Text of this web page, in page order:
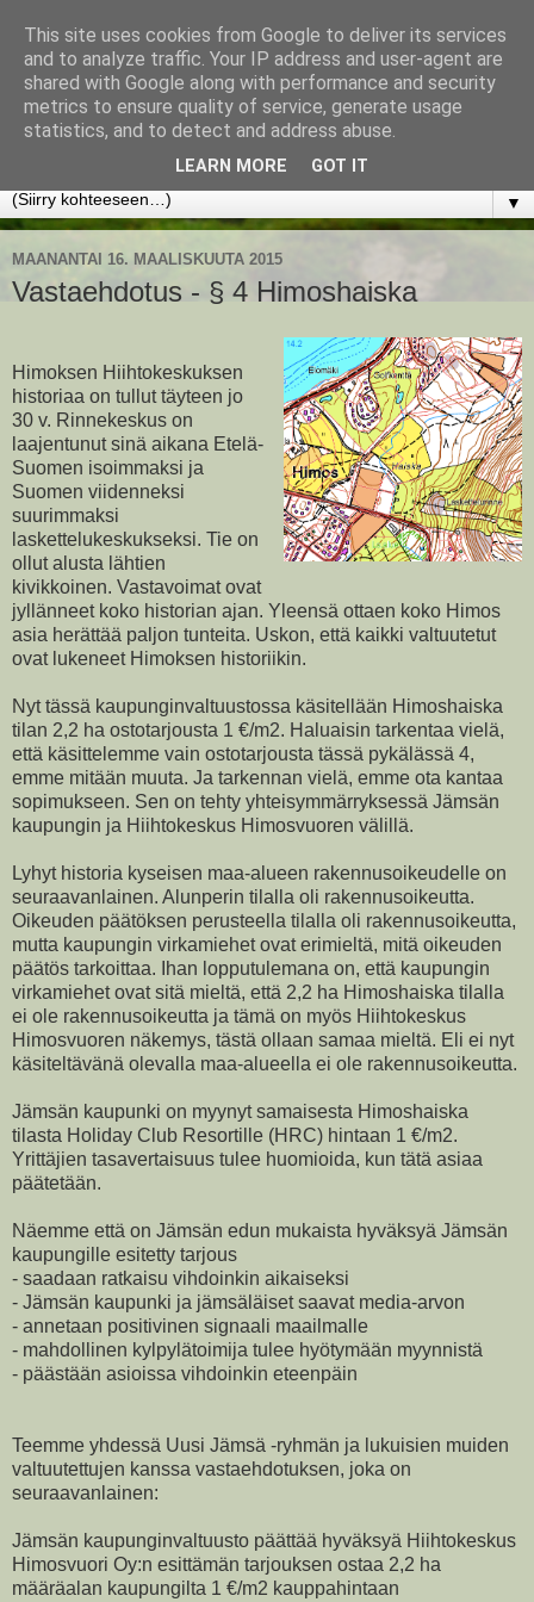
www.jyrkikokko.fi
Uusi Suunta - Jokainen hetki tarjoaa tilaisuuden muuttaa
▼
MAANANTAI 16. MAALISKUUTA 2015
Vastaehdotus - § 4 Himoshaiska
Himoksen Hiihtokeskuksen
historiaa on tullut täyteen jo
30 v. Rinnekeskus on
laajentunut sinä aikana Etelä-
Suomen isoimmaksi ja
Suomen viidenneksi
suurimmaksi
laskettelukeskukseksi. Tie on
ollut alusta lähtien
kivikkoinen. Vastavoimat ovat
jyllänneet koko historian ajan. Yleensä ottaen koko Himos
asia herättää paljon tunteita. Uskon, että kaikki valtuutetut
ovat lukeneet Himoksen historiikin.
Nyt tässä kaupunginvaltuustossa käsitellään Himoshaiska
tilan 2,2 ha ostotarjousta 1 €/m2. Haluaisin tarkentaa vielä,
että käsittelemme vain ostotarjousta tässä pykälässä 4,
emme mitään muuta. Ja tarkennan vielä, emme ota kantaa
sopimukseen. Sen on tehty yhteisymmärryksessä Jämsän
kaupungin ja Hiihtokeskus Himosvuoren välillä.
Lyhyt historia kyseisen maa-alueen rakennusoikeudelle on
seuraavanlainen. Alunperin tilalla oli rakennusoikeutta.
Oikeuden päätöksen perusteella tilalla oli rakennusoikeutta,
mutta kaupungin virkamiehet ovat erimieltä, mitä oikeuden
päätös tarkoittaa. Ihan lopputulemana on, että kaupungin
virkamiehet ovat sitä mieltä, että 2,2 ha Himoshaiska tilalla
ei ole rakennusoikeutta ja tämä on myös Hiihtokeskus
Himosvuoren näkemys, tästä ollaan samaa mieltä. Eli ei nyt
käsiteltävänä olevalla maa-alueella ei ole rakennusoikeutta.
Jämsän kaupunki on myynyt samaisesta Himoshaiska
tilasta Holiday Club Resortille (HRC) hintaan 1 €/m2.
Yrittäjien tasavertaisuus tulee huomioida, kun tätä asiaa
päätetään.
Näemme että on Jämsän edun mukaista hyväksyä Jämsän
kaupungille esitetty tarjous
- saadaan ratkaisu vihdoinkin aikaiseksi
- Jämsän kaupunki ja jämsäläiset saavat media-arvon
- annetaan positivinen signaali maailmalle
- mahdollinen kylpylätoimija tulee hyötymään myynnistä
- päästään asioissa vihdoinkin eteenpäin
Teemme yhdessä Uusi Jämsä -ryhmän ja lukuisien muiden
valtuutettujen kanssa vastaehdotuksen, joka on
seuraavanlainen:
Jämsän kaupunginvaltuusto päättää hyväksyä Hiihtokeskus
Himosvuori Oy:n esittämän tarjouksen ostaa 2,2 ha
määräalan kaupungilta 1 €/m2 kauppahintaan
This site uses cookies from Google to deliver its services
and to analyze traffic. Your IP address and user-agent are
shared with Google along with performance and security
metrics to ensure quality of service, generate usage
statistics, and to detect and address abuse.
LEARN MORE GOT IT